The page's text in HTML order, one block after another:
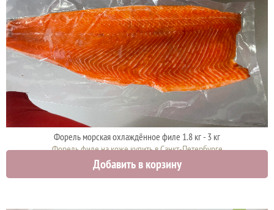
Форель морская охлаждённое филе 1.8 кг - 3 кг
Форель филе на коже купить в Санкт-Петербурге
3250 руб.
Добавить в корзину